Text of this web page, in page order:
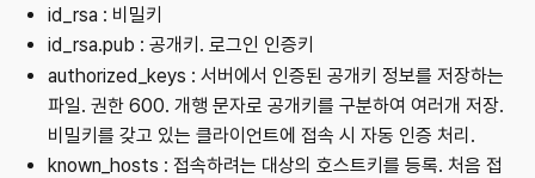
id_rsa : 비밀키
id_rsa.pub : 공개키. 로그인 인증키
authorized_keys : 서버에서 인증된 공개키 정보를 저장하는
파일. 권한 600. 개행 문자로 공개키를 구분하여 여러개 저장.
비밀키를 갖고 있는 클라이언트에 접속 시 자동 인증 처리.
known_hosts : 접속하려는 대상의 호스트키를 등록. 처음 접